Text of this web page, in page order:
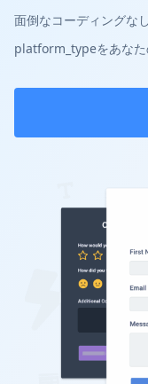
面倒なコーディングな
platform_typeをあなた